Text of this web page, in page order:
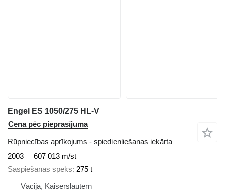
Engel ES 1050/275 HL-V
Cena pēc pieprasījuma
Rūpniecības aprīkojums - spiedienliešanas iekārta
2003
607 013 m/st
Saspiešanas spēks 275 t
Vācija, Kaiserslautern